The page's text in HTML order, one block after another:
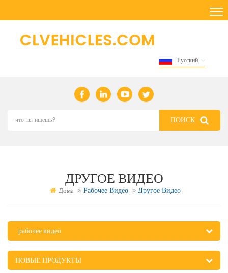
Русский
ДРУГОЕ ВИДЕО
Дома Рабочее Видео Другое Видео
рабочее видео
НОВЫЕ ПРОДУКТЫ